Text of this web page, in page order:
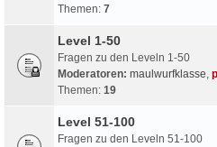
Themen: 7
Level 1-50
Fragen zu den Leveln 1-50
Moderatoren: maulwurfklasse,
Themen: 19
Level 51-100
Fragen zu den Leveln 51-100